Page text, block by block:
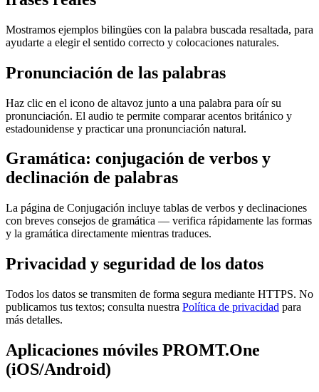
Mostramos ejemplos bilingües con la palabra buscada resaltada, para
ayudarte a elegir el sentido correcto y colocaciones naturales.
Pronunciación de las palabras
Haz clic en el icono de altavoz junto a una palabra para oír su
pronunciación. El audio te permite comparar acentos británico y
estadounidense y practicar una pronunciación natural.
Gramática: conjugación de verbos y
declinación de palabras
La página de Conjugación incluye tablas de verbos y declinaciones
con breves consejos de gramática — verifica rápidamente las formas
y la gramática directamente mientras traduces.
Privacidad y seguridad de los datos
Todos los datos se transmiten de forma segura mediante HTTPS. No
publicamos tus textos; consulta nuestra Política de privacidad para
más detalles.
Aplicaciones móviles PROMT.One
(iOS/Android)